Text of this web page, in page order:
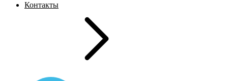
Контакты